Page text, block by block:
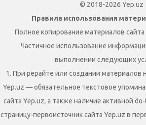
© 2018-2026 Yep.uz
Правила использования
Полное копирование материалов
Частичное использование
выполнении следующих
1. При рерайте или создании материалов
Yep.uz — обязательное текстовое
сайта Yep.uz, а также наличие активной
страницу-первоисточник сайта Yep.uz в